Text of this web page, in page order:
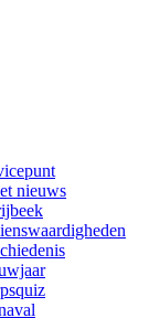
nieuws